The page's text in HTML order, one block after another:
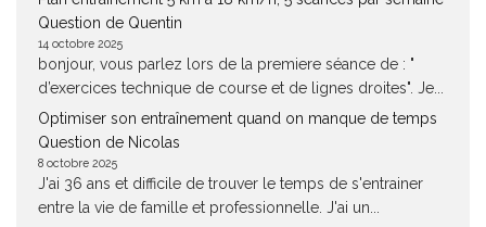
Question de Quentin
14 octobre 2025
bonjour, vous parlez lors de la premiere séance de : "
d’exercices technique de course et de lignes droites". Je...
Optimiser son entraînement quand on manque de temps
Question de Nicolas
8 octobre 2025
J'ai 36 ans et difficile de trouver le temps de s'entrainer
entre la vie de famille et professionnelle. J'ai un...